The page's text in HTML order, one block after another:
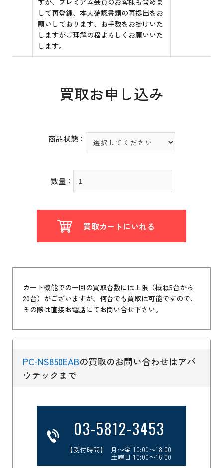
すが、プレミアム会員のお客様も含めま
して再登録、本人確認書類の再提出をお
願いしております、お手数をお掛けいた
しますがご理解の程よろしくお願いいた
します。
買取お申し込み
商品状態：
数量：
買取カートにいれる
カート機能での一回の買取台数には上限（概ね5台から
20台）がございますが、何台でも買取は可能ですので、
その際は直接お電話にてお問い合せ下さい。
PC-NS850EABの買取のお問い合わせはアバ
ウテックまで
03-5812-3453
【受付時間】 月～金 10:00～18:00
土曜日 10:00～16:00